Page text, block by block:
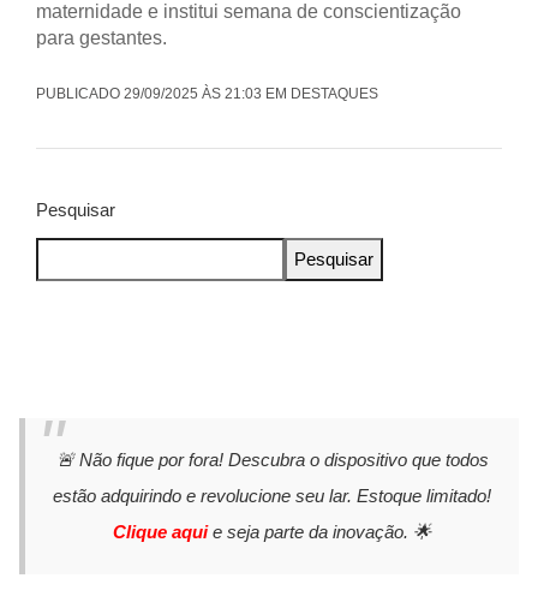
maternidade e institui semana de conscientização
para gestantes.
PUBLICADO 29/09/2025 ÀS 21:03 EM DESTAQUES
Pesquisar
Pesquisar
🚨 Não fique por fora! Descubra o dispositivo que todos
estão adquirindo e revolucione seu lar. Estoque limitado!
Clique aquie seja parte da inovação. 🌟